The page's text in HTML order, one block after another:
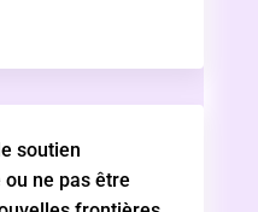
soutien
ne pas être